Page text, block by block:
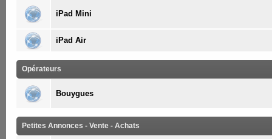
iPad Mini
iPad Air
Opérateurs
Bouygues
Petites Annonces - Vente - Achats